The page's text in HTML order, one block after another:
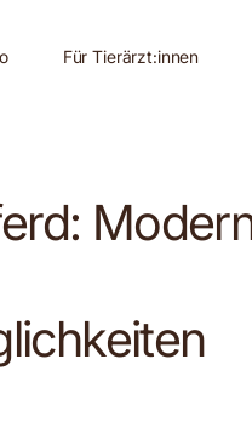
Für Tierärzt:innen